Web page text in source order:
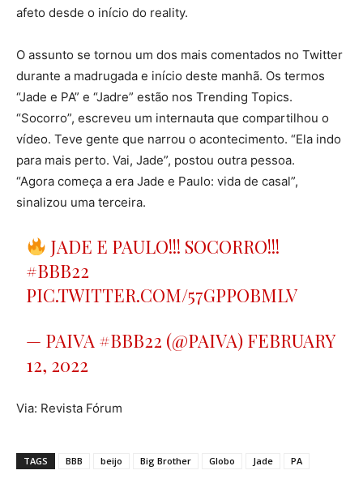
afeto desde o início do reality.
O assunto se tornou um dos mais comentados no Twitter
durante a madrugada e início deste manhã. Os termos
“Jade e PA” e “Jadre” estão nos Trending Topics.
“Socorro”, escreveu um internauta que compartilhou o
vídeo. Teve gente que narrou o acontecimento. “Ela indo
para mais perto. Vai, Jade”, postou outra pessoa.
“Agora começa a era Jade e Paulo: vida de casal”,
sinalizou uma terceira.
JADE E PAULO!!! SOCORRO!!!
#BBB22
PIC.TWITTER.COM/57GPPOBMLV
— PAIVA #BBB22 (@PAIVA) FEBRUARY
12, 2022
Via: Revista Fórum
TAGS BBB beijo Big Brother Globo Jade PA